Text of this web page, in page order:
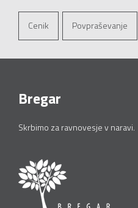
Cenik Povpraševanje
Bregar
Skrbimo za ravnovesje v naravi.